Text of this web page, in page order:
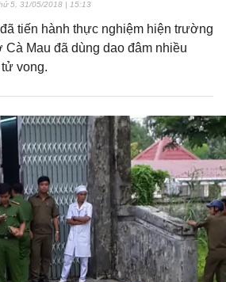
5, 31/05/2018 | 15:13
tiến hành thực nghiệm hiện trường
Mau đã dùng dao đâm nhiều
vong.